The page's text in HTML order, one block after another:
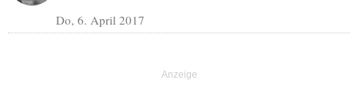
Do, 6. April 2017